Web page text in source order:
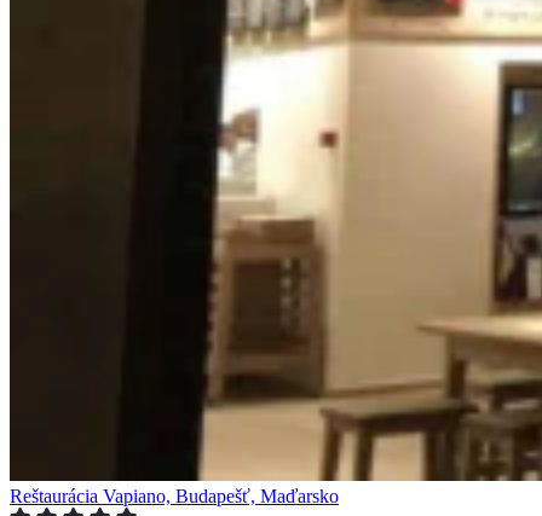
Reštaurácia Vapiano, Budapešť, Maďarsko